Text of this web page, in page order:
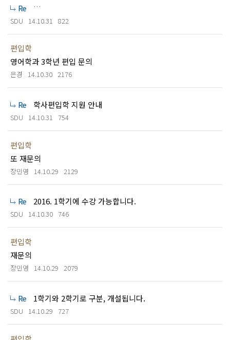
학점은행제로 인정받은 학점이 70학점 이상이면 지원 가능!
SDU 14.10.31 822
편입학
영어학과 3학년 편입 문의
은경 14.10.30 2176
학사편입학 지원 안내
SDU 14.10.31 754
편입학
또 재문의
장민영 14.10.29 2129
2016. 1학기에 수강 가능합니다.
SDU 14.10.30 746
편입학
재문의
장민영 14.10.29 2079
1학기와 2학기로 구분, 개설됩니다.
SDU 14.10.29 727